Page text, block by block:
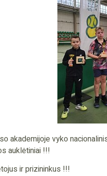
akademijoje vyko
auklėtiniai !!!
ir prizininkus !!!